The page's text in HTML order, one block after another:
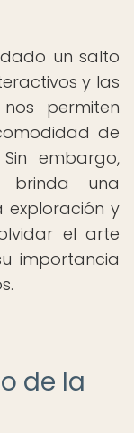
un salto
y las
permiten
de
embargo,
brinda una
y
el arte
importancia
de la